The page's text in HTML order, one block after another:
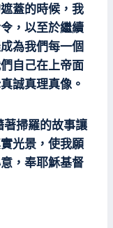
蓋的時候，我
，以至於繼續
為我們每一個
自己在上帝面
誠真理真像。
掃羅的故事讓
光景，使我願
，奉耶穌基督